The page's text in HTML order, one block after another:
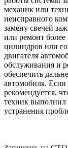
механик или
неисправного
замену свечей
или ремонт
цилиндров или
двигателя
обслуживания и
обеспечить
автомобиля.
рекомендуется,
техник выполнил
устранения